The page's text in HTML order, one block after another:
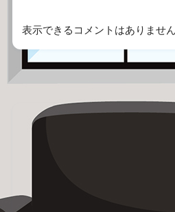
表示できるコメントはありません